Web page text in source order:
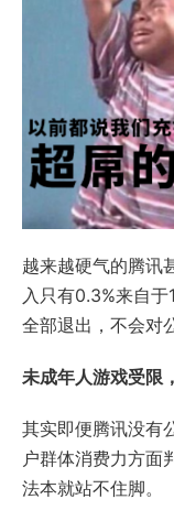
越来越硬气的腾讯
入只有0.3%来自
全部退出，不会对
未成年人游戏受限
其实即便腾讯没有
户群体消费力方面
法本就站不住脚。